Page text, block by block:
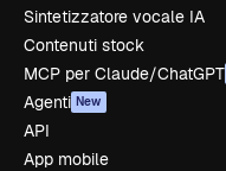
Sintetizzatore vocale IA
Contenuti stock
MCP per Claude/ChatGPT
Agenti New
API
App mobile